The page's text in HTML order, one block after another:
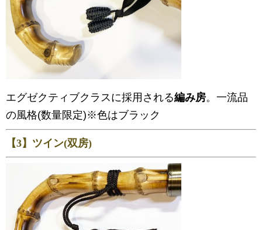
エグゼクティブクラスに採用される編み房。一流品
の風格(数量限定)※色はブラック
【3】ツイン(双房)